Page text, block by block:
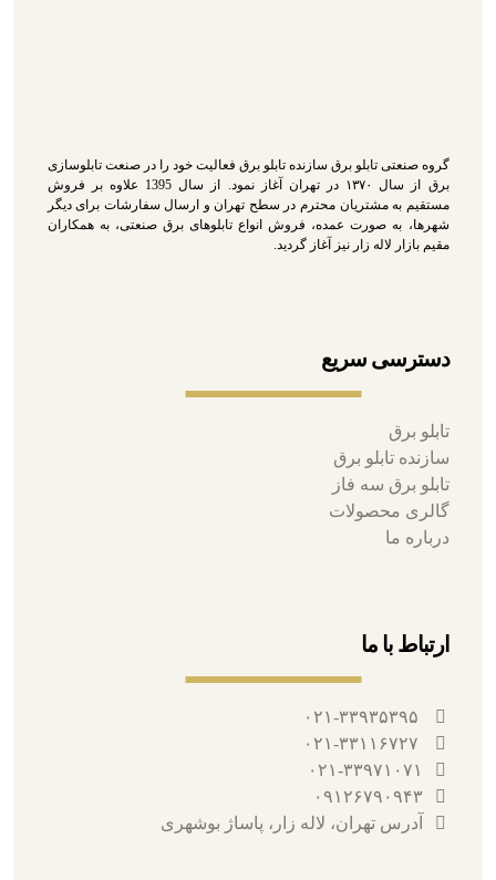
گروه صنعتی تابلو برق سازنده تابلو برق فعالیت خود را در صنعت تابلوسازی
برق از سال ۱۳۷۰ در تهران آغاز نمود. از سال 1395 علاوه بر فروش
مستقیم به مشتریان محترم در سطح تهران و ارسال سفارشات برای دیگر
شهرها، به صورت عمده، فروش انواع تابلوهای برق صنعتی، به همکاران
مقیم بازار لاله زار نیز آغاز گردید.
دسترسی سریع
تابلو برق
سازنده تابلو برق
تابلو برق سه فاز
گالری محصولات
درباره ما
ارتباط با ما
۰۲۱-۳۳۹۷۱۰۷۱
۰۹۱۲۶۷۹۰۹۴۳
آدرس تهران، لاله زار، پاساژ بوشهری